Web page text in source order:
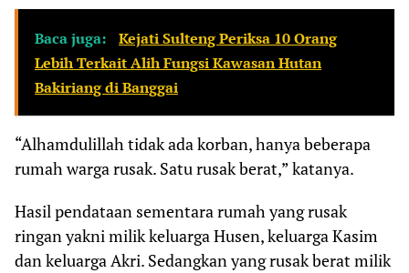
Baca juga:
Kejati Sulteng Periksa 10 Orang
Lebih Terkait Alih Fungsi Kawasan Hutan
Bakiriang di Banggai
“Alhamdulillah tidak ada korban, hanya beberapa
rumah warga rusak. Satu rusak berat,” katanya.
Hasil pendataan sementara rumah yang rusak
ringan yakni milik keluarga Husen, keluarga Kasim
dan keluarga Akri. Sedangkan yang rusak berat milik